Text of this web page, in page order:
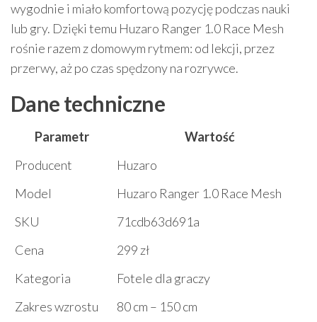
wygodnie i miało komfortową pozycję podczas nauki
lub gry. Dzięki temu Huzaro Ranger 1.0 Race Mesh
rośnie razem z domowym rytmem: od lekcji, przez
przerwy, aż po czas spędzony na rozrywce.
Dane techniczne
Parametr
Wartość
Producent
Huzaro
Model
Huzaro Ranger 1.0 Race Mesh
SKU
71cdb63d691a
Cena
299 zł
Kategoria
Fotele dla graczy
Zakres wzrostu
80 cm – 150 cm